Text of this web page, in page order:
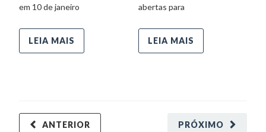
em 10 de janeiro
LEIA MAIS
abertas para
LEIA MAIS
PRÓXIMO
ANTERIOR